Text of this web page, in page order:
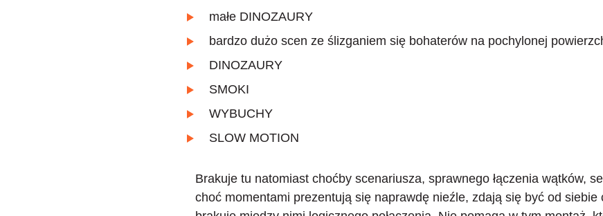
małe DINOZAURY
bardzo dużo scen ze ślizganiem się bohaterów na pochylonej
DINOZAURY
SMOKI
WYBUCHY
SLOW MOTION
Brakuje tu natomiast choćby scenariusza, sprawnego łączenia wątków,
choć momentami prezentują się naprawdę nieźle, zdają się być od siebie